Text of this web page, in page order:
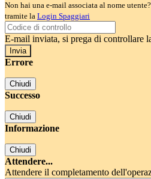
Non hai una e-mail associata al nome
tramite la Login Spaggiari
E-mail inviata, si prega di controllare
Errore
Chiudi
Successo
Chiudi
Informazione
Chiudi
Attendere...
Attendere il completamento